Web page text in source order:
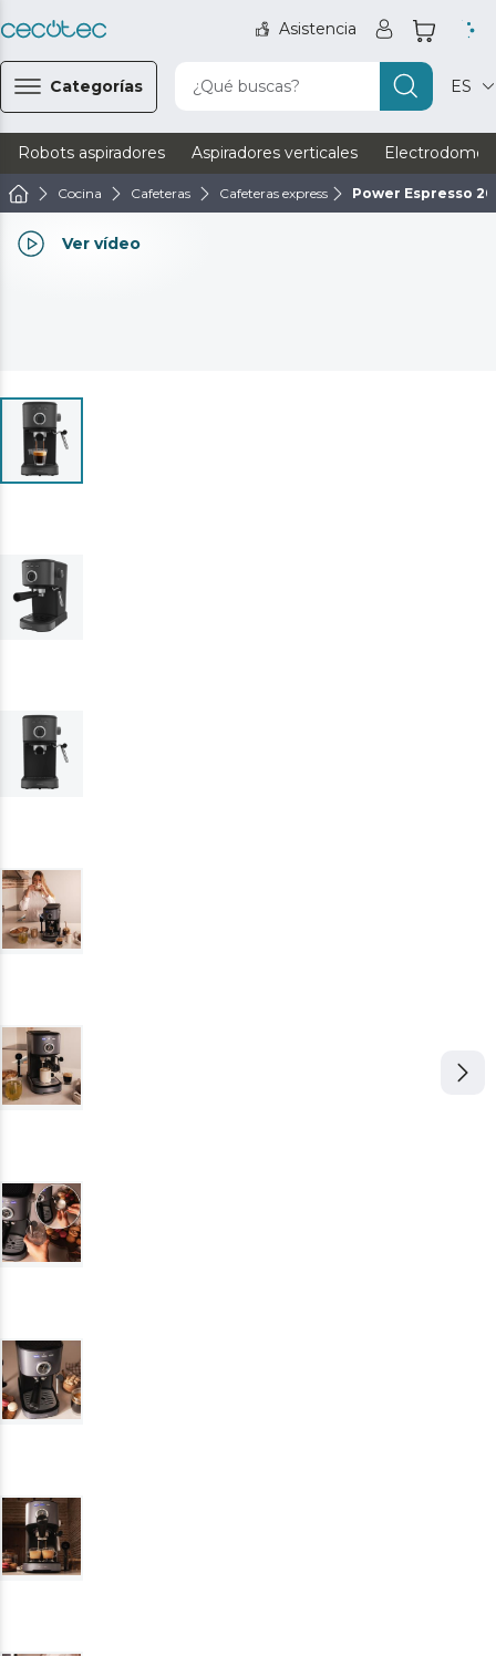
Asistencia
Categorías ¿Qué buscas? ES
Robots aspiradores Aspiradores verticales
Cocina Cafeteras Cafeteras express Power Espresso
Ver vídeo